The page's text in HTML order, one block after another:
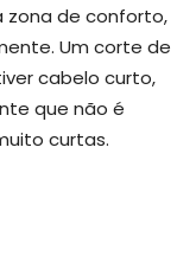
zona de conforto,
Um corte de
cabelo curto,
que não é
curtas.